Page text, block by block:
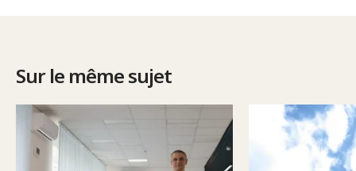
Sur le même sujet